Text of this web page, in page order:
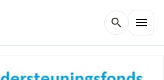
search menu